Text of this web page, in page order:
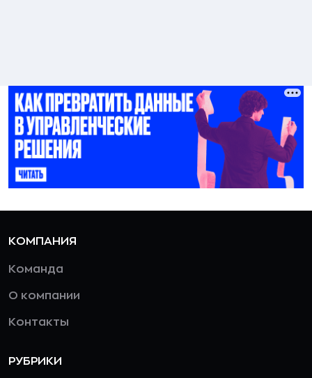
КОМПАНИЯ
Команда
О компании
Контакты
РУБРИКИ